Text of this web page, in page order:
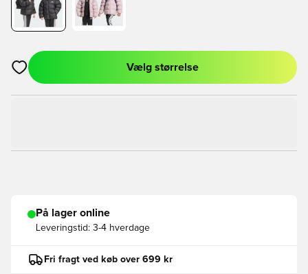
Åbner en Modal til at logge ind eller tilmelde dig som medlem
Vælg størrelse
På lager online
Leveringstid: 3-4 hverdage
Fri fragt ved køb over 699 kr